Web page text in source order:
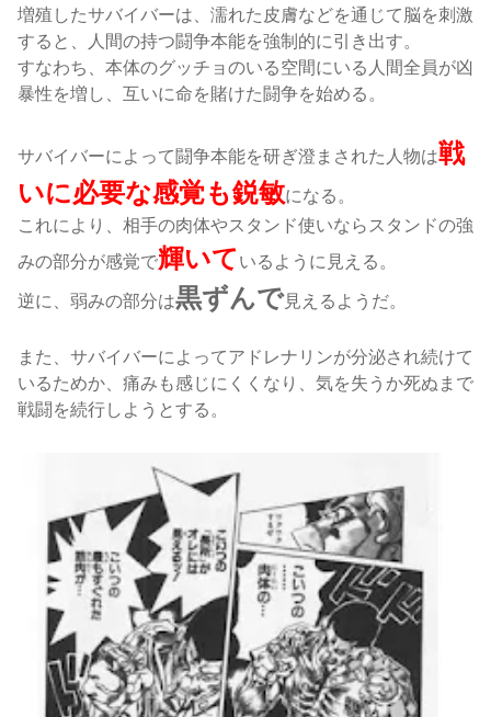
増殖したサバイバーは、濡れた皮膚などを通じて脳を刺激
すると、人間の持つ闘争本能を強制的に引き出す。
すなわち、本体のグッチョのいる空間にいる人間全員が凶
暴性を増し、互いに命を賭けた闘争を始める。
サバイバーによって闘争本能を研ぎ澄まされた人物は戦
いに必要な感覚も鋭敏になる。
これにより、相手の肉体やスタンド使いならスタンドの強
みの部分が感覚で輝いているように見える。
逆に、弱みの部分は黒ずんで見えるようだ。
また、サバイバーによってアドレナリンが分泌され続けて
いるためか、痛みも感じにくくなり、気を失うか死ぬまで
戦闘を続行しようとする。